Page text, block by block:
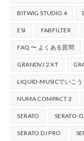
BITWIG STUDIO 4
ESI FABFILTER
FAQ 〜 よくある質問
GRANDVJ 2 XT
LIQUID-MUSICでいこう
NUMA COMPACT 2
SERATO SERATO-
SERATO DJ PRO